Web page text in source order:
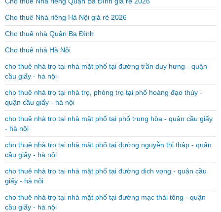
Cho thuê Nhà riêng Hà Nội giá rẻ 2026
Cho thuê nhà Quận Ba Đình
Cho thuê nhà Hà Nội
cho thuê nhà trọ tại nhà mặt phố tại đường trần duy hưng - quận
cầu giấy - hà nội
cho thuê nhà trọ tại nhà trọ, phòng trọ tại phố hoàng đạo thúy -
quận cầu giấy - hà nội
cho thuê nhà trọ tại nhà mặt phố tại phố trung hòa - quận cầu giấy
- hà nội
cho thuê nhà trọ tại nhà mặt phố tại đường nguyễn thị thập - quận
cầu giấy - hà nội
cho thuê nhà trọ tại nhà mặt phố tại đường dịch vọng - quận cầu
giấy - hà nội
cho thuê nhà trọ tại nhà mặt phố tại đường mạc thái tông - quận
cầu giấy - hà nội